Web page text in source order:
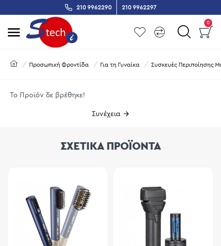
210 9962290 210 9962297
0
Προσωπική Φροντίδα Για τη Γυναίκα Συσκευές Περιποίησης
Το Προϊόν δε βρέθηκε!
Συνέχεια
ΣΧΕΤΙΚΑ ΠΡΟΪΟΝΤΑ